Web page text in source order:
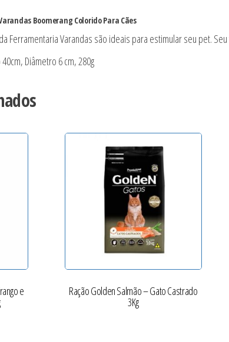
Boomerang Colorido Para Cães
Ferramentaria Varandas são ideais para estimular seu pet.
Diâmetro 6 cm, 280g
e Ração Golden Salmão – Gato Castrado
3Kg